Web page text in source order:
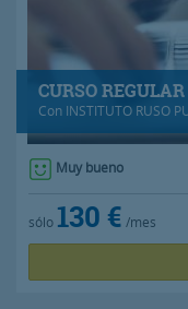
CURSO
Con INSTITUTO RUSO
Muy bueno
sólo 130 € /mes